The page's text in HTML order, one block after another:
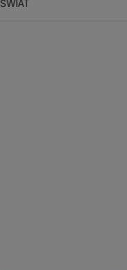
ŚWIAT